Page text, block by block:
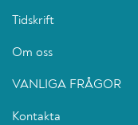
Tidskrift
Om oss
VANLIGA FRÅGOR
Kontakta